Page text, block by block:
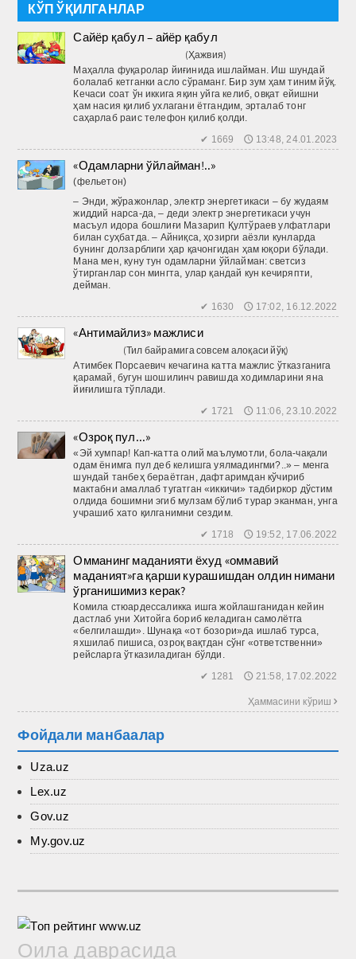
КЎП ЎҚИЛГАНЛАР
Сайёр қабул – айёр қабул
(Ҳажвия)
Маҳалла фуқаролар йиғинида ишлайман. Иш шундай
болалаб кетганки асло сўраманг. Бир зум ҳам тиним йўқ.
Кечаси соат ўн иккига яқин уйга келиб, овқат ейишни
ҳам насия қилиб ухлагани ётгандим, эрталаб тонг
саҳарлаб раис телефон қилиб қолди.
✔ 1669 🕔 13:48, 24.01.2023
«Одамларни ўйлайман!..»
(фельетон)
– Энди, жўражонлар, электр энергетикаси – бу жудаям
жиддий нарса-да, – деди электр энергетикаси учун
масъул идора бошлиғи Мазарип Қултўраев улфатлари
билан суҳбатда. – Айниқса, ҳозирги аёзли кунларда
бунинг долзарблиги ҳар қачонгидан ҳам юқори бўлади.
Мана мен, куну тун одамларни ўйлайман: светсиз
ўтирганлар сон мингта, улар қандай кун кечиряпти,
дейман.
✔ 1630 🕔 17:02, 16.12.2022
«Антимайлиз» мажлиси
(Тил байрамига совсем алоқаси йўқ)
Атимбек Порсаевич кечагина катта мажлис ўтказганига
қарамай, бугун шошилинч равишда ходимларини яна
йиғилишга тўплади.
✔ 1721 🕔 11:06, 23.10.2022
«Озроқ пул...»
«Эй хумпар! Кап-катта олий маълумотли, бола-чақали
одам ёнимга пул деб келишга уялмадингми?..» – менга
шундай танбеҳ бераётган, дафтаримдан кўчириб
мактабни амаллаб тугатган «иккичи» тадбиркор дўстим
олдида бошимни эгиб мулзам бўлиб турар эканман, унга
учрашиб хато қилганимни сездим.
✔ 1718 🕔 19:52, 17.06.2022
Омманинг маданияти ёхуд «оммавий
маданият»га қарши курашишдан олдин нимани
ўрганишимиз керак?
Комила стюардессаликка ишга жойлашганидан кейин
дастлаб уни Хитойга бориб келадиган самолётга
«белгилашди». Шунақа «от бозори»да ишлаб турса,
яхшилаб пишиса, озроқ вақтдан сўнг «ответственни»
рейсларга ўтказиладиган бўлди.
✔ 1281 🕔 21:58, 17.02.2022
Ҳаммасини кўриш 
Фойдали манбаалар
Uza.uz
Lex.uz
Gov.uz
My.gov.uz
Оила даврасида